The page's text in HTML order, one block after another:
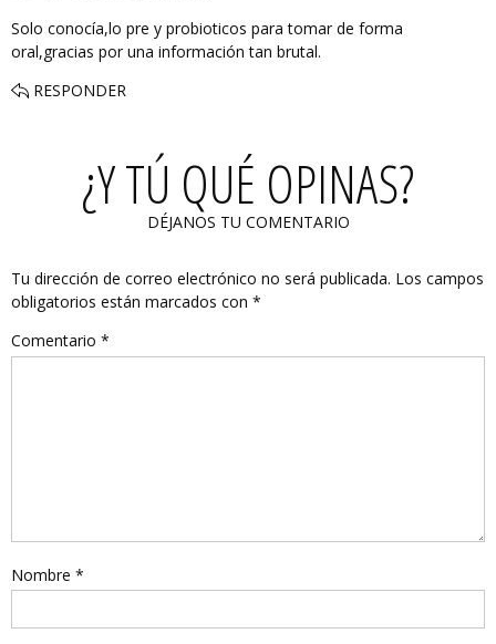
Solo conocía,lo pre y probioticos para tomar de forma
oral,gracias por una información tan brutal.
RESPONDER
¿Y TÚ QUÉ OPINAS?
DÉJANOS TU COMENTARIO
Tu dirección de correo electrónico no será publicada. Los campos
obligatorios están marcados con *
Comentario *
Nombre *